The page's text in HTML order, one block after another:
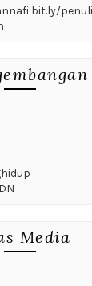
bit.ly/
Media